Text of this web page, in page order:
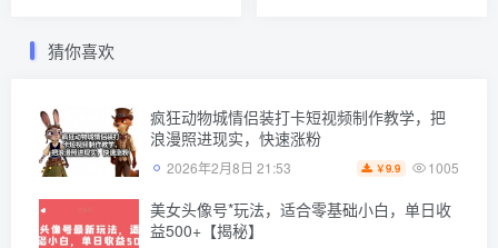
猜你喜欢
疯狂动物城情侣装打卡短视频制作教学，把
浪漫照进现实，快速涨粉
2026年2月8日 21:53 ￥9.9 1005
美女头像号*玩法，适合零基础小白，单日收
益500+【揭秘】